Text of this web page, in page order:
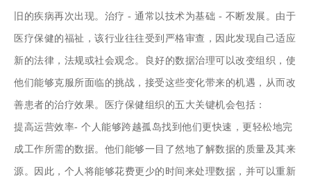
旧的疾病再次出现。治疗 - 通常以技术为基础 - 不断发展。由于
医疗保健的福祉，该行业往往受到严格审查，因此发现自己适应
新的法律，法规或社会观念。良好的数据治理可以改变组织，使
他们能够克服所面临的挑战，接受这些变化带来的机遇，从而改
善患者的治疗效果。医疗保健组织的五大关键机会包括：
提高运营效率- 个人能够跨越孤岛找到他们更快速，更轻松地完
成工作所需的数据。他们能够一目了然地了解数据的质量及其来
源。因此，个人将能够花费更少的时间来处理数据，并可以重新